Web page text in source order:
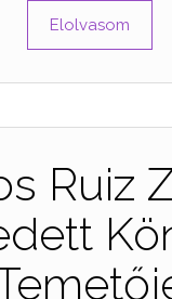
Elolvasom
Ruiz